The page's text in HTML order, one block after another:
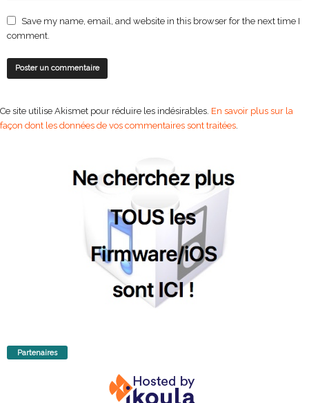
Save my name, email, and website in this browser for the next time I
comment.
Ce site utilise Akismet pour réduire les indésirables. En savoir plus sur la
façon dont les données de vos commentaires sont traitées
Partenaires